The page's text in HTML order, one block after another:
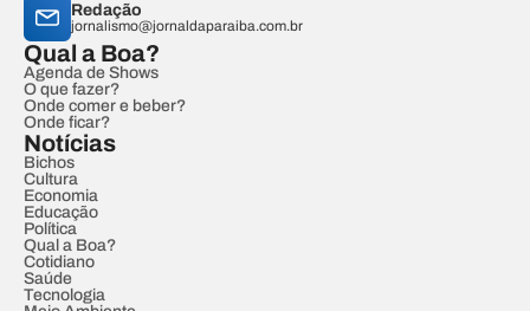
Redação
jornalismo@jornaldaparaiba.com.br
Qual a Boa?
Agenda de Shows
O que fazer?
Onde comer e beber?
Onde ficar?
Notícias
Bichos
Cultura
Economia
Educação
Política
Qual a Boa?
Cotidiano
Saúde
Tecnologia